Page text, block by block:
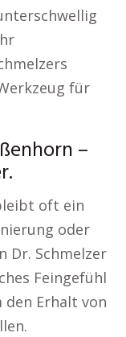
für
–
oft ein
oder
Dr. Schmelzer
Feingefühl
den Erhalt von